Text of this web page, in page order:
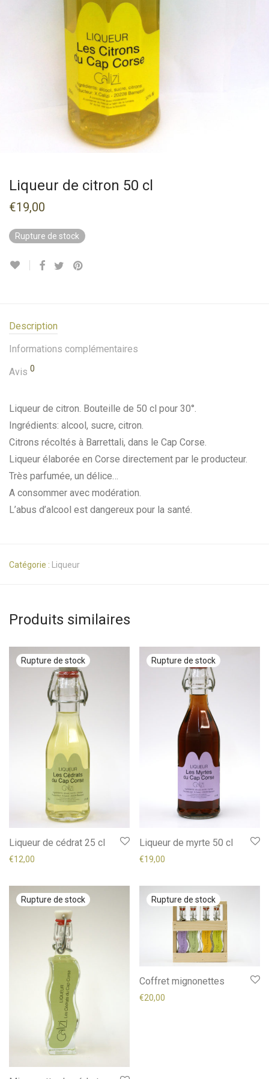
Liqueur de citron 50 cl
€19,00
Rupture de stock
Description
Informations complémentaires
Avis 0
Liqueur de citron. Bouteille de 50 cl pour 30°.
Ingrédients: alcool, sucre, citron.
Citrons récoltés à Barrettali, dans le Cap Corse.
Liqueur élaborée en Corse directement par le producteur.
Très parfumée, un délice…
A consommer avec modération.
L’abus d’alcool est dangereux pour la santé.
Catégorie : Liqueur
Produits similaires
Liqueur de cédrat 25 cl
€12,00
Liqueur de myrte 50 cl
€19,00
Coffret mignonettes
€20,00